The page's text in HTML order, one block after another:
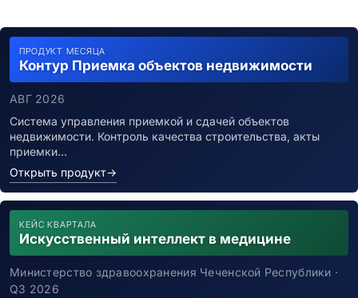
ПРОДУКТ МЕСЯЦА
Контур Приемка объектов недвижимости
АВГ 2026
Система управления приемкой и сдачей объектов
недвижимости. Контроль качества строительства, акты
приемки…
Открыть продукт→
КЕЙС КВАРТАЛА
Искусственный интеллект в медицине
Министерство здравоохранения Чеченской Республики ·
Q3 2026